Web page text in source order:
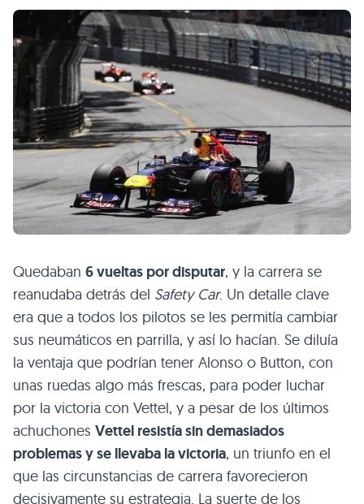
Quedaban 6 vueltas por disputar, y la carrera se
reanudaba detrás del Safety Car. Un detalle clave
era que a todos los pilotos se les permitía cambiar
sus neumáticos en parrilla, y así lo hacían. Se diluía
la ventaja que podrían tener Alonso o Button, con
unas ruedas algo más frescas, para poder luchar
por la victoria con Vettel, y a pesar de los últimos
achuchones Vettel resistía sin demasiados
problemas y se llevaba la victoria, un triunfo en el
que las circunstancias de carrera favorecieron
decisivamente su estrategia. La suerte de los